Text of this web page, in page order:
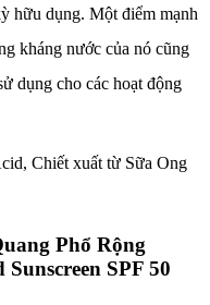
hữu dụng. Một điểm mạnh
kháng nước của nó cũng
dụng cho các hoạt động
Chiết xuất từ Sữa Ong
Phổ Rộng
SPF 50